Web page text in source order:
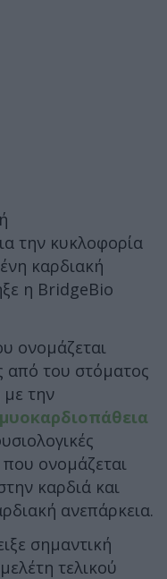
την κυκλοφορία
καρδιακή
η BridgeBio
ονομάζεται
από του στόματος
με την
μυοκαρδιοπάθεια
ονομάζεται
καρδιά και
ανεπάρκεια.
σημαντική
τελικού